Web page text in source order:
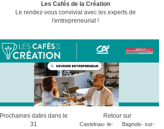
Les Cafés de la Création
Le rendez-vous convivial avec les experts de
l'entrepreneuriat !
Prochaines dates dans le
31
Retour sur
Castelnau- le-
Bagnols- sur-